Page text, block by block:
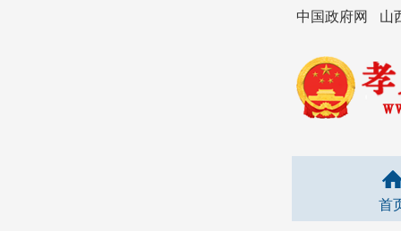
中国政府网 山
首